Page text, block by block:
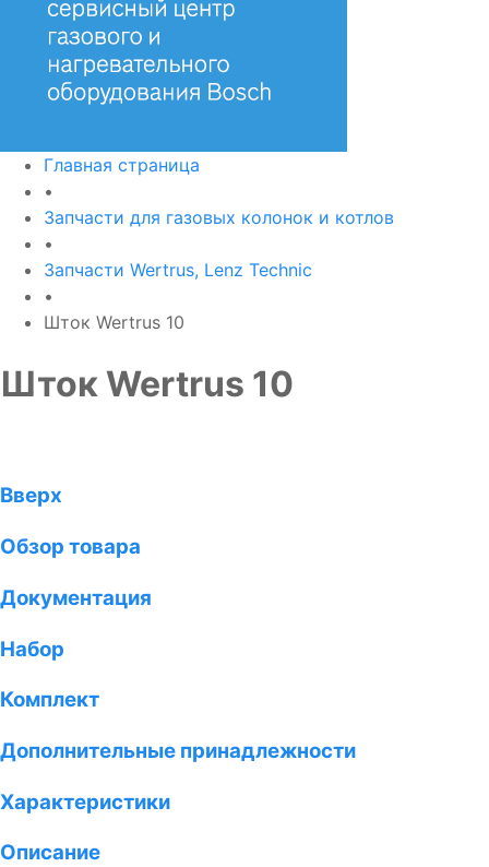
Главная страница
•
Запчасти для газовых колонок и котлов
•
Запчасти Wertrus, Lenz Technic
•
Шток Wertrus 10
Шток Wertrus 10
Вверх
Обзор товара
Документация
Набор
Комплект
Дополнительные принадлежности
Характеристики
Описание